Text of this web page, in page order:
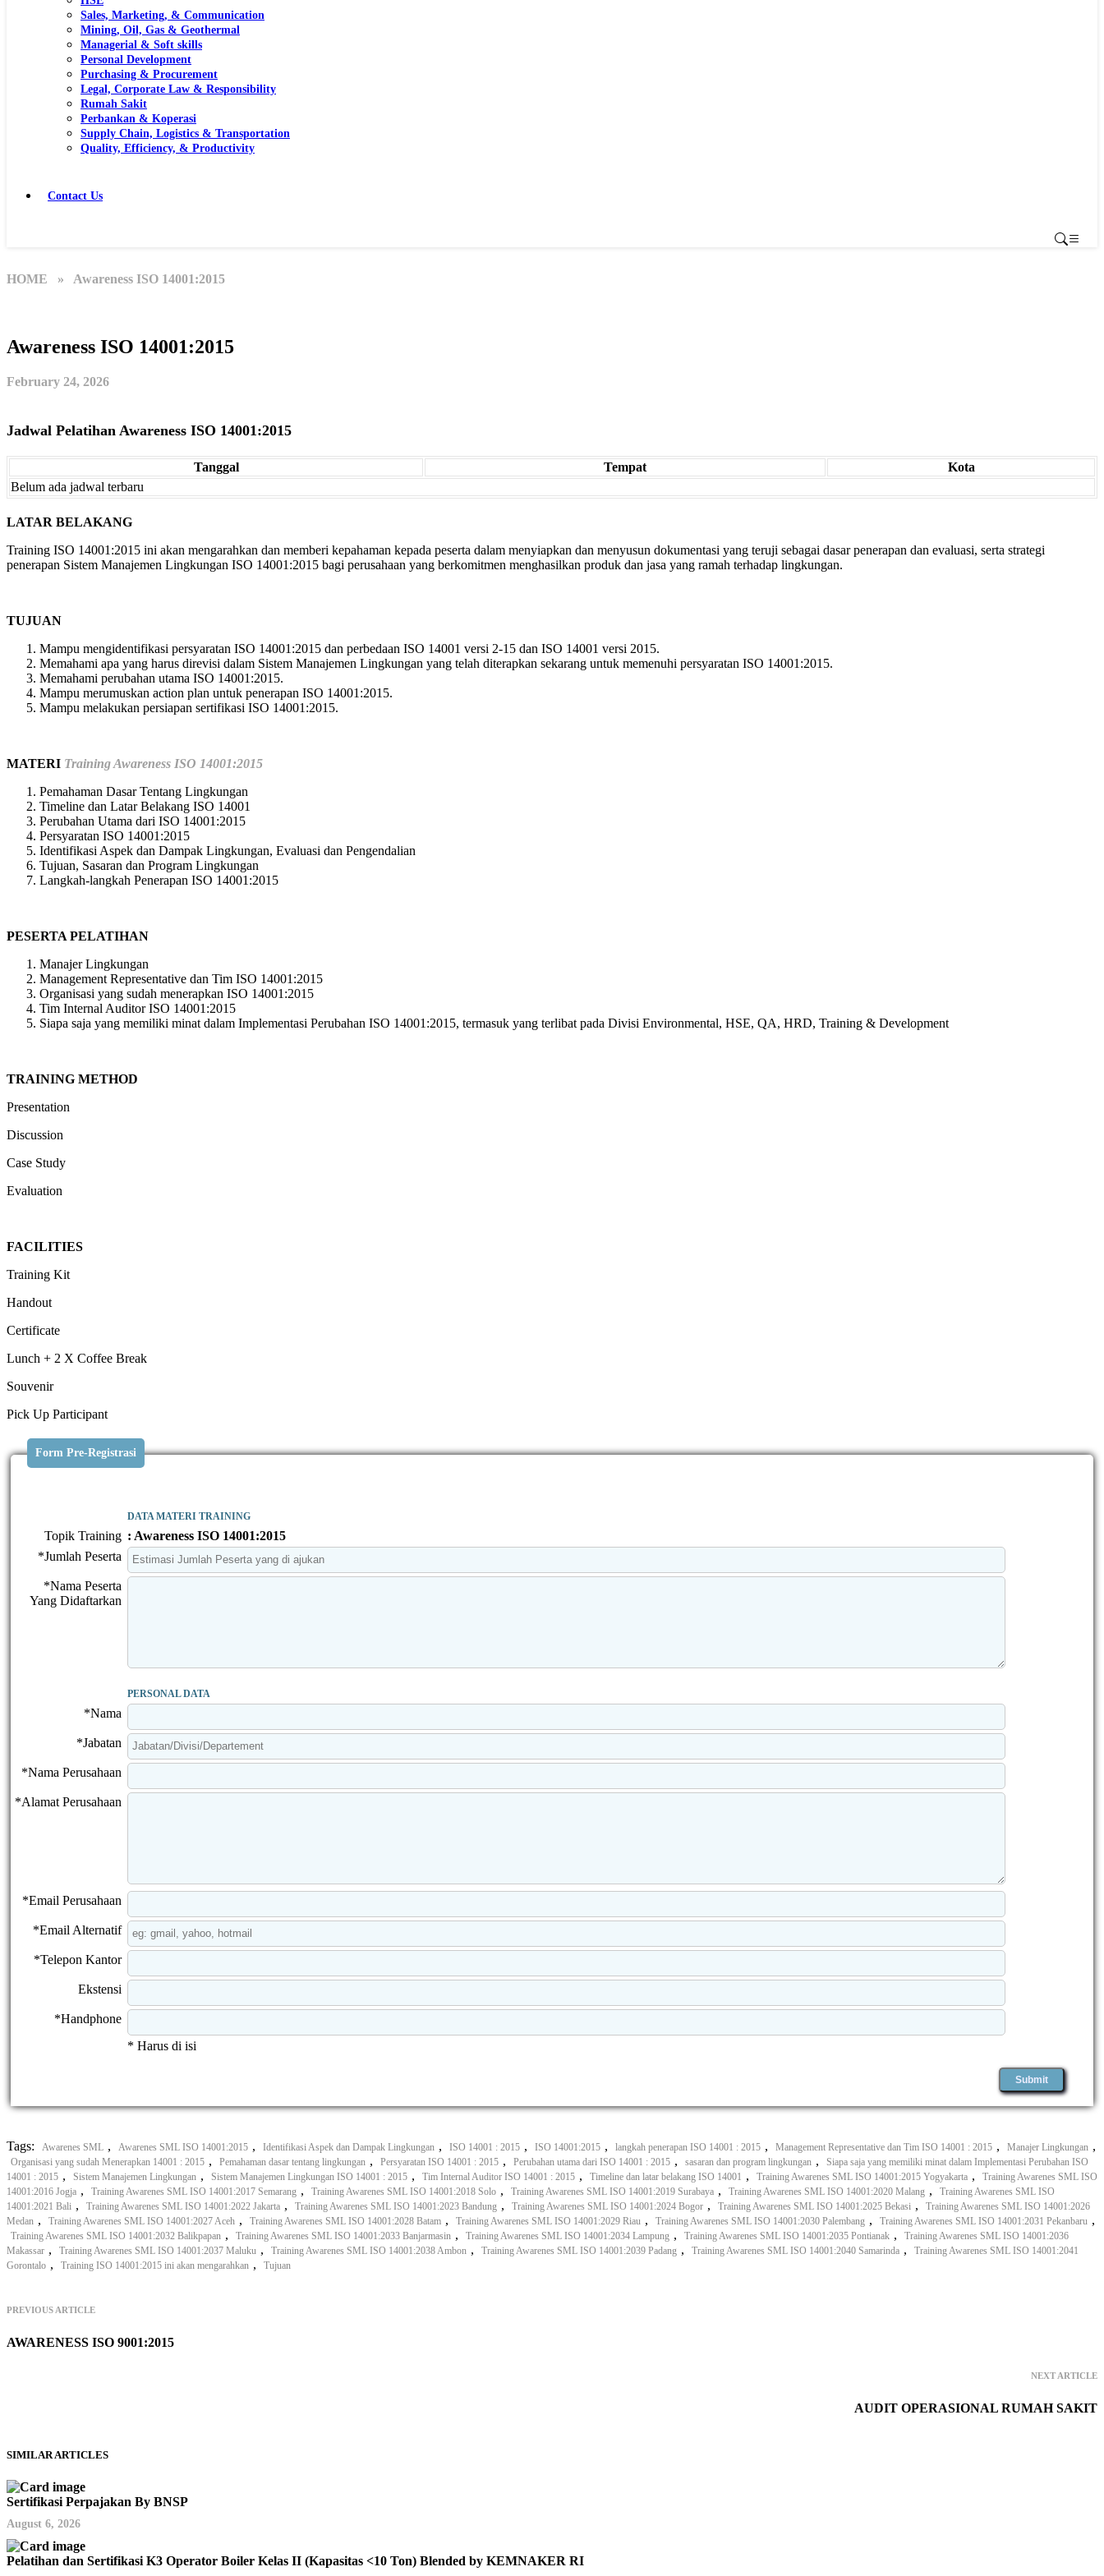
Sales, Marketing, & Communication
Mining, Oil, Gas & Geothermal
Managerial & Soft skills
Personal Development
Purchasing & Procurement
Legal, Corporate Law & Responsibility
Rumah Sakit
Perbankan & Koperasi
Supply Chain, Logistics & Transportation
Quality, Efficiency, & Productivity
Contact Us
HOME » Awareness ISO 14001:2015
Awareness ISO 14001:2015
February 24, 2026
Jadwal Pelatihan Awareness ISO 14001:2015
Tanggal Tempat
Kota
Belum ada jadwal terbaru
LATAR BELAKANG
Training ISO 14001:2015 ini akan mengarahkan dan memberi kepahaman kepada peserta dalam menyiapkan dan menyusun dokumentasi yang teruji sebagai dasar penerapan dan evaluasi, serta strategi
penerapan Sistem Manajemen Lingkungan ISO 14001:2015 bagi perusahaan yang berkomitmen menghasilkan produk dan jasa yang ramah terhadap lingkungan.
TUJUAN
Mampu mengidentifikasi persyaratan ISO 14001:2015 dan perbedaan ISO 14001 versi 2-15 dan ISO 14001 versi 2015.
Memahami apa yang harus direvisi dalam Sistem Manajemen Lingkungan yang telah diterapkan sekarang untuk memenuhi persyaratan ISO 14001:2015.
Memahami perubahan utama ISO 14001:2015.
Mampu merumuskan action plan untuk penerapan ISO 14001:2015.
Mampu melakukan persiapan sertifikasi ISO 14001:2015.
MATERI Training Awareness ISO 14001:2015
Pemahaman Dasar Tentang Lingkungan
Timeline dan Latar Belakang ISO 14001
Perubahan Utama dari ISO 14001:2015
Persyaratan ISO 14001:2015
Identifikasi Aspek dan Dampak Lingkungan, Evaluasi dan Pengendalian
Tujuan, Sasaran dan Program Lingkungan
Langkah-langkah Penerapan ISO 14001:2015
PESERTA PELATIHAN
Manajer Lingkungan
Management Representative dan Tim ISO 14001:2015
Organisasi yang sudah menerapkan ISO 14001:2015
Tim Internal Auditor ISO 14001:2015
Siapa saja yang memiliki minat dalam Implementasi Perubahan ISO 14001:2015, termasuk yang terlibat pada Divisi Environmental, HSE, QA, HRD, Training & Development
TRAINING METHOD
Presentation
Discussion
Case Study
Evaluation
FACILITIES
Training Kit
Handout
Certificate
Lunch + 2 X Coffee Break
Souvenir
Pick Up Participant
Form Pre-Registrasi
DATA MATERI TRAINING
Topik Training : Awareness ISO 14001:2015
*Jumlah Peserta
*Nama Peserta
Yang Didaftarkan
PERSONAL DATA
*Nama
*Jabatan
*Nama Perusahaan
*Alamat Perusahaan
*Email Perusahaan
*Email Alternatif
*Telepon Kantor
Ekstensi
*Handphone
* Harus di isi
Tags: Awarenes SML , Awarenes SML ISO 14001:2015 , Identifikasi Aspek dan Dampak Lingkungan , ISO 14001 : 2015 , ISO 14001:2015 , langkah penerapan ISO 14001 : 2015 , Management Representative dan Tim ISO 14001 : 2015 , Manajer Lingkungan ,
Organisasi yang sudah Menerapkan 14001 : 2015 , Pemahaman dasar tentang lingkungan , Persyaratan ISO 14001 : 2015 , Perubahan utama dari ISO 14001 : 2015 , sasaran dan program lingkungan ,
Siapa saja yang memiliki minat dalam Implementasi Perubahan ISO
14001 : 2015 , Sistem Manajemen Lingkungan , Sistem Manajemen Lingkungan ISO 14001 : 2015 , Tim Internal Auditor ISO 14001 : 2015 , Timeline dan latar belakang ISO 14001 , Training Awarenes SML ISO 14001:2015 Yogyakarta ,
Training Awarenes SML ISO
14001:2016 Jogja , Training Awarenes SML ISO 14001:2017 Semarang , Training Awarenes SML ISO 14001:2018 Solo , Training Awarenes SML ISO 14001:2019 Surabaya , Training Awarenes SML ISO 14001:2020 Malang ,
Training Awarenes SML ISO
14001:2021 Bali , Training Awarenes SML ISO 14001:2022 Jakarta , Training Awarenes SML ISO 14001:2023 Bandung , Training Awarenes SML ISO 14001:2024 Bogor , Training Awarenes SML ISO 14001:2025 Bekasi ,
Training Awarenes SML ISO 14001:2026
Medan , Training Awarenes SML ISO 14001:2027 Aceh , Training Awarenes SML ISO 14001:2028 Batam , Training Awarenes SML ISO 14001:2029 Riau , Training Awarenes SML ISO 14001:2030 Palembang , Training Awarenes SML ISO 14001:2031 Pekanbaru ,
Training Awarenes SML ISO 14001:2032 Balikpapan , Training Awarenes SML ISO 14001:2033 Banjarmasin , Training Awarenes SML ISO 14001:2034 Lampung , Training Awarenes SML ISO 14001:2035 Pontianak ,
Training Awarenes SML ISO 14001:2036
Makassar , Training Awarenes SML ISO 14001:2037 Maluku , Training Awarenes SML ISO 14001:2038 Ambon , Training Awarenes SML ISO 14001:2039 Padang , Training Awarenes SML ISO 14001:2040 Samarinda ,
Training Awarenes SML ISO 14001:2041
Gorontalo , Training ISO 14001:2015 ini akan mengarahkan , Tujuan
PREVIOUS ARTICLE
AWARENESS ISO 9001:2015
NEXT ARTICLE
AUDIT OPERASIONAL RUMAH SAKIT
SIMILAR ARTICLES
Sertifikasi Perpajakan By BNSP
August 6, 2026
Pelatihan dan Sertifikasi K3 Operator Boiler Kelas II (Kapasitas <10 Ton) Blended by KEMNAKER RI